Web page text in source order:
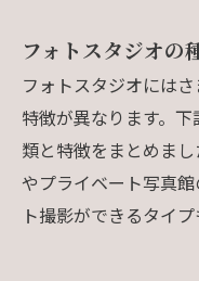
フォトスタジオの
フォトスタジオには
特徴が異なります。
類と特徴をまとめま
やプライベート写真
ト撮影ができるタイ